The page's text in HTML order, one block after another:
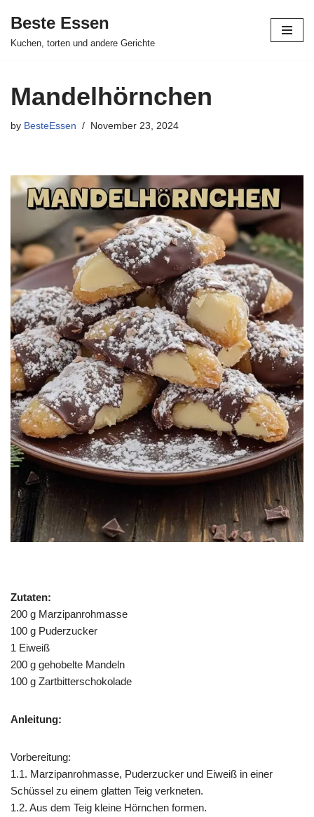
Skip
Beste Essen
Kuchen, torten und andere Gerichte
Mandelhörnchen
by BesteEssen November 23, 2024
Zutaten:
200 g Marzipanrohmasse
100 g Puderzucker
1 Eiweiß
200 g gehobelte Mandeln
100 g Zartbitterschokolade
Anleitung:
Vorbereitung:
1.1. Marzipanrohmasse, Puderzucker und Eiweiß in einer
Schüssel zu einem glatten Teig verkneten.
1.2. Aus dem Teig kleine Hörnchen formen.